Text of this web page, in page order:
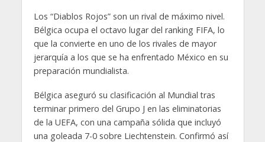
Los “Diablos Rojos” son un rival de máximo nivel.
Bélgica ocupa el octavo lugar del ranking FIFA, lo
que la convierte en uno de los rivales de mayor
jerarquía a los que se ha enfrentado México en su
preparación mundialista.
Bélgica aseguró su clasificación al Mundial tras
terminar primero del Grupo J en las eliminatorias
de la UEFA, con una campaña sólida que incluyó
una goleada 7-0 sobre Liechtenstein. Confirmó así